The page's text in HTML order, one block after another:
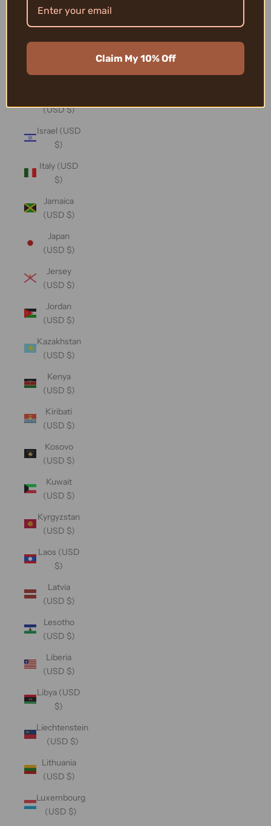
Iraq (USD
(USD $)
(USD $)
Israel (USD
$)
Italy (USD
$)
Jamaica
(USD $)
Japan
(USD $)
Jersey
(USD $)
Jordan
(USD $)
Kazakhstan
(USD $)
Kenya
(USD $)
Kiribati
(USD $)
Kosovo
(USD $)
Kuwait
(USD $)
Kyrgyzstan
(USD $)
Laos (USD
$)
Latvia
(USD $)
Lesotho
(USD $)
Liberia
(USD $)
Libya (USD
$)
Liechtenstein
(USD $)
Lithuania
(USD $)
Luxembourg
(USD $)
Claim My 10% Off